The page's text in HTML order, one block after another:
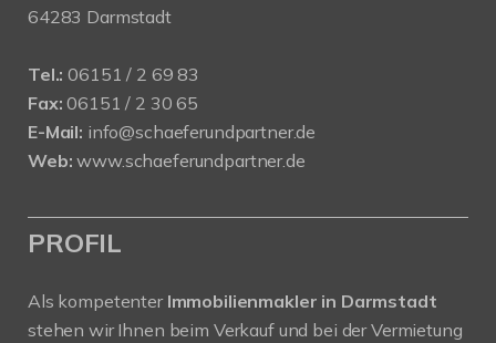
64283 Darmstadt
Tel.: 06151 / 2 69 83
Fax: 06151 / 2 30 65
E-Mail: info@schaeferundpartner.de
Web: www.schaeferundpartner.de
PROFIL
Als kompetenter Immobilienmakler in Darmstadt
stehen wir Ihnen beim Verkauf und bei der Vermietung